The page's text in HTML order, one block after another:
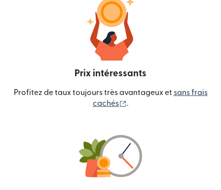
Prix intéressants
Profitez de taux toujours très avantageux et sans frais
cachés
.